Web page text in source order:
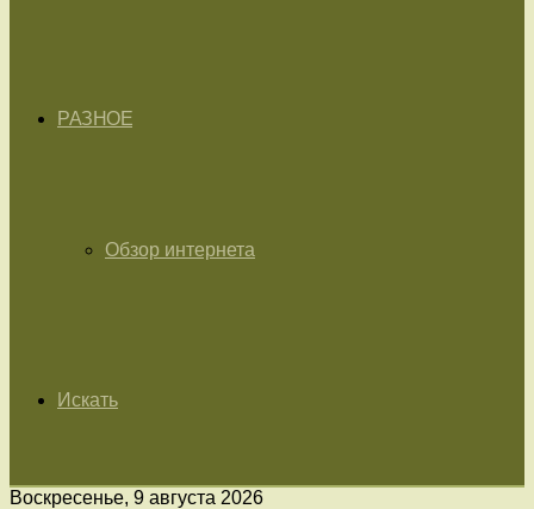
РАЗНОЕ
Обзор интернета
Искать
Воскресенье, 9 августа 2026